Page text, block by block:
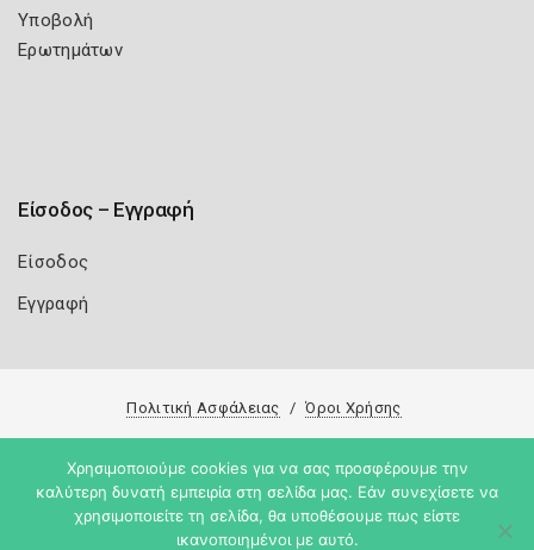
Υποβολή
Ερωτημάτων
Είσοδος – Εγγραφή
Είσοδος
Εγγραφή
Πολιτική Ασφάλειας Όροι Χρήσης
Copyright 2026 Knowledge A.E.
Χρησιμοποιούμε cookies για να σας προσφέρουμε την
καλύτερη δυνατή εμπειρία στη σελίδα μας. Εάν συνεχίσετε να
χρησιμοποιείτε τη σελίδα, θα υποθέσουμε πως είστε
ικανοποιημένοι με αυτό.